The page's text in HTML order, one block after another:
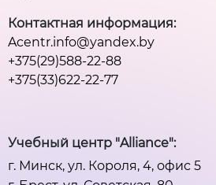
Контактная информация:
Acentr.info@yandex.by
+375(29)588-22-88
+375(33)622-22-77
Учебный центр "Alliance":
г. Минск, ул. Короля, 4, офис 5